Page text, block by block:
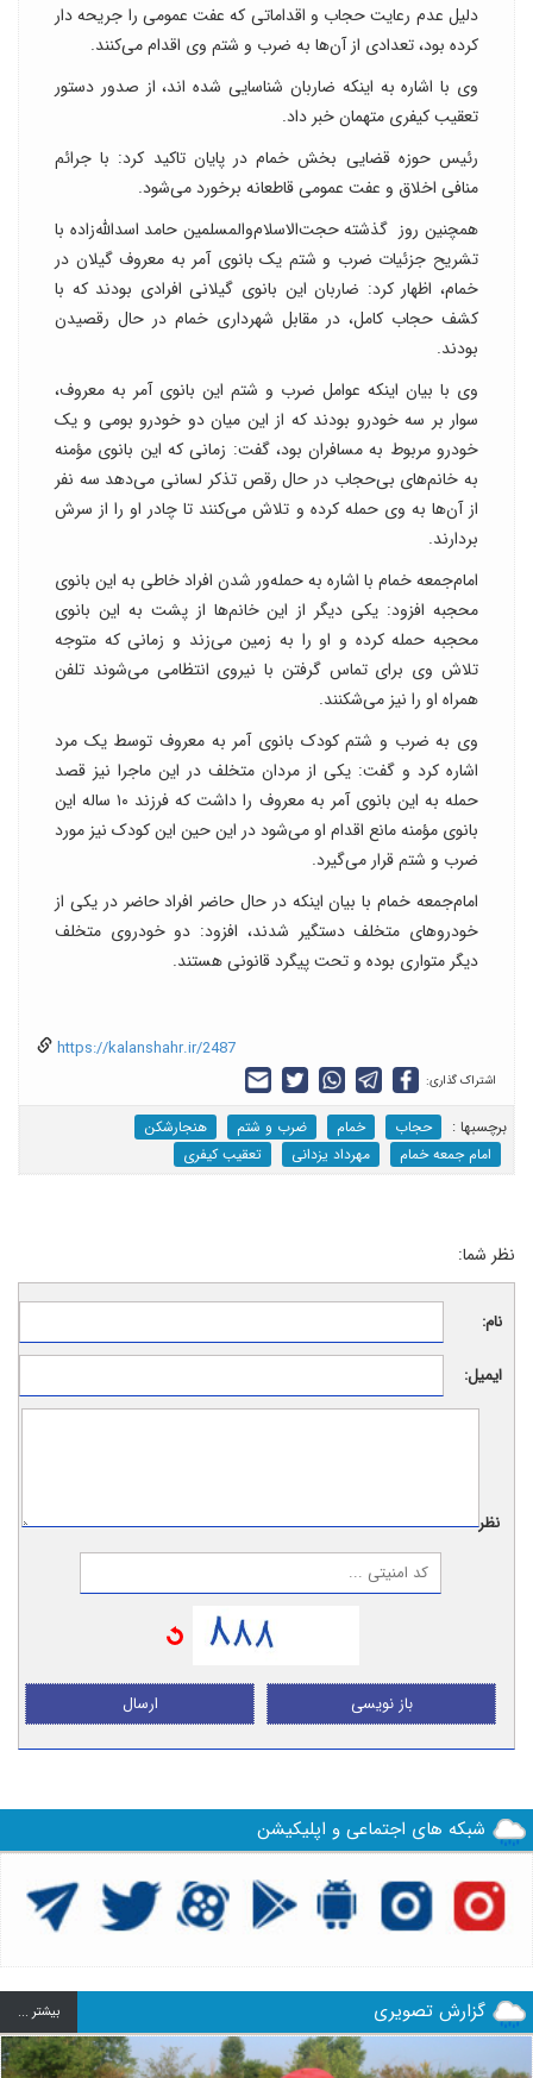
دلیل عدم رعایت حجاب و اقداماتی که عفت عمومی را جریحه دار
کرده بود، تعدادی از آن‌ها به ضرب و شتم وی اقدام می‌کنند.
وی با اشاره به اینکه ضاربان شناسایی شده اند، از صدور دستور
تعقیب کیفری متهمان خبر داد.
رئیس حوزه قضایی بخش خمام در پایان تاکید کرد: با جرائم
منافی اخلاق و عفت عمومی قاطعانه برخورد می‌شود.
همچنین روز گذشته حجت‌الاسلام‌والمسلمین حامد اسدالله‌زاده با
تشریح جزئیات ضرب و شتم یک بانوی آمر به معروف گیلان در
خمام، اظهار کرد: ضاربان این بانوی گیلانی افرادی بودند که با
کشف حجاب کامل، در مقابل شهرداری خمام در حال رقصیدن
بودند.
وی با بیان اینکه عوامل ضرب و شتم این بانوی آمر به معروف،
سوار بر سه خودرو بودند که از این میان دو خودرو بومی و یک
خودرو مربوط به مسافران بود، گفت: زمانی که این بانوی مؤمنه
به خانم‌های بی‌حجاب در حال رقص تذکر لسانی می‌دهد سه نفر
از آن‌ها به وی حمله کرده و تلاش می‌کنند تا چادر او را از سرش
بردارند.
امام‌جمعه خمام با اشاره به حمله‌ور شدن افراد خاطی به این بانوی
محجبه افزود: یکی دیگر از این خانم‌ها از پشت به این بانوی
محجبه حمله کرده و او را به زمین می‌زند و زمانی که متوجه
تلاش وی برای تماس گرفتن با نیروی انتظامی می‌شوند تلفن
همراه او را نیز می‌شکنند.
وی به ضرب و شتم کودک بانوی آمر به معروف توسط یک مرد
اشاره کرد و گفت: یکی از مردان متخلف در این ماجرا نیز قصد
حمله به این بانوی آمر به معروف را داشت که فرزند ۱۰ ساله این
بانوی مؤمنه مانع اقدام او می‌شود در این حین این کودک نیز مورد
ضرب و شتم قرار می‌گیرد‌.
امام‌جمعه خمام با بیان اینکه در حال حاضر افراد حاضر در یکی از
خودرو‌های متخلف دستگیر شدند، افزود: دو خودروی متخلف
دیگر متواری بوده و تحت پیگرد قانونی هستند.
https://kalanshahr.ir/2487
اشتراک گذاری:
برچسب‎ها : حجاب خمام ضرب و شتم
هنجارشکن
امام جمعه خمام
مهرداد یزدانی تعقیب کیفری
نظر شما:
نام:
ایمیل:
نظر:
ارسال باز نویسی
شبکه های اجتماعی و اپلیکیشن
گزارش تصویری بيشتر ...